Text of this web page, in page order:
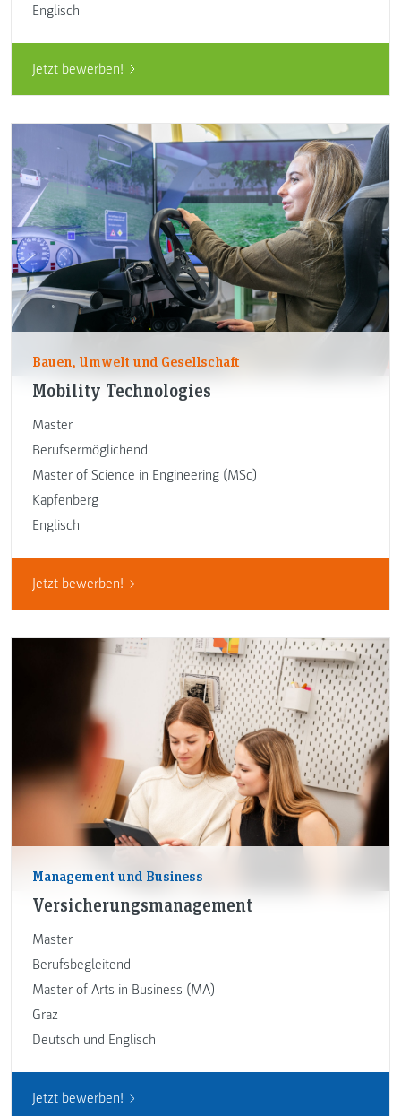
Englisch
Jetzt bewerben!
Bauen, Umwelt und Gesellschaft
Mobility Technologies
Master
Berufsermöglichend
Master of Science in Engineering (MSc)
Kapfenberg
Englisch
Jetzt bewerben!
Management und Business
Versicherungsmanagement
Master
Berufsbegleitend
Master of Arts in Business (MA)
Graz
Deutsch und Englisch
Jetzt bewerben!